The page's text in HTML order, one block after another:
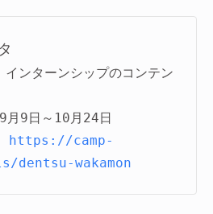
ンターンシップのコンテン
9日～10月24日
https://camp-
wakamon